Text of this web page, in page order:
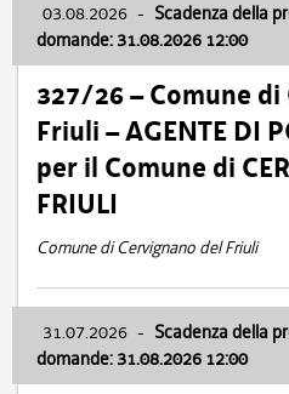
03.08.2026 - Scadenza della
domande: 31.08.2026 12:00
327/26 – Comune
Friuli – AGENTE DI
per il Comune di
FRIULI
Comune di Cervignano del Friuli
31.07.2026 - Scadenza della
domande: 31.08.2026 12:00